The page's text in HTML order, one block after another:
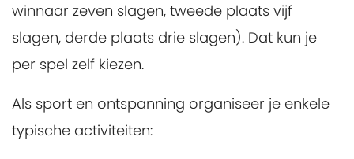
winnaar zeven slagen, tweede plaats vijf
slagen, derde plaats drie slagen). Dat kun je
per spel zelf kiezen.
Als sport en ontspanning organiseer je enkele
typische activiteiten: